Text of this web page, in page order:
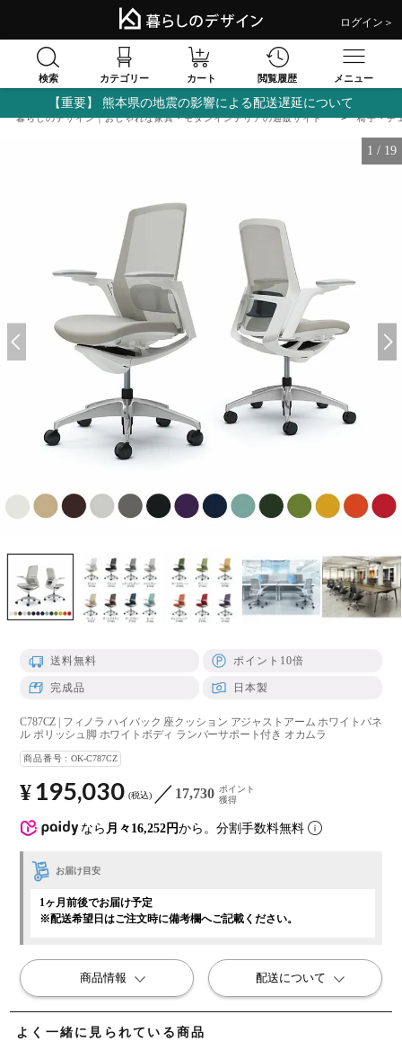
ログイン＞
検索 カテゴリー カート 閲覧履歴 メニュー
【重要】 熊本県の地震の影響による配送遅延について
暮らしのデザイン｜おしゃれな家具・モダンインテリアの通販サイト 椅子・チ
1 / 19
よく一緒に見られている商品
送料無料 ポイント10倍
完成品 日本製
C787CZ | フィノラ ハイバック 座クッション アジャストアーム ホワイトパネ
ル ポリッシュ脚 ホワイトボディ ランバーサポート付き オカムラ
商品番号 OK-C787CZ
なら 月々16,252円から。分割手数料無料
¥ 195,030 税込 17,730 ポイント
獲得
お届け目安
1ヶ月前後でお届け予定
※配送希望日はご注文時に備考欄へご記載ください。
商品情報 配送について